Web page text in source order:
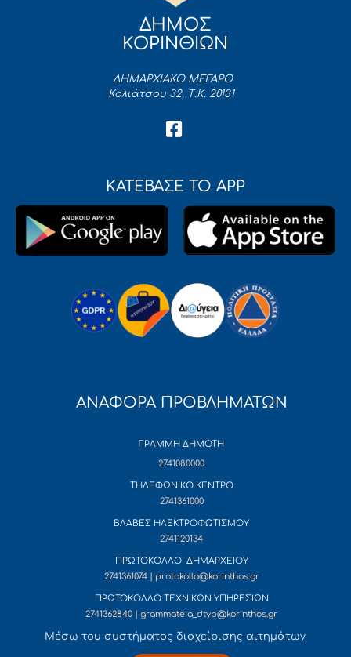
ΔΗΜΟΣ
ΚΟΡΙΝΘΙΩΝ
ΔΗΜΑΡΧΙΑΚΟ ΜΕΓΑΡΟ
Κολιάτσου 32, Τ.Κ. 20131
ΚΑΤΕΒΑΣΕ ΤΟ APP
ΑΝΑΦΟΡΑ ΠΡΟΒΛΗΜΑΤΩΝ
ΓΡΑΜΜΗ ΔΗΜΟΤΗ
2741080000
ΤΗΛΕΦΩΝΙΚΟ ΚΕΝΤΡΟ
2741361000
ΒΛΑΒΕΣ ΗΛΕΚΤΡΟΦΩΤΙΣΜΟΥ
2741120134
ΠΡΩΤΟΚΟΛΛΟ ΔΗΜΑΡΧΕΙΟΥ
2741361074 | protokollo@korinthos.gr
ΠΡΩΤΟΚΟΛΛΟ ΤΕΧΝΙΚΩΝ ΥΠΗΡΕΣΙΩΝ
2741362840 | grammateia_dtyp@korinthos.gr
Mέσω του συστήματος διαχείρισης αιτημάτων